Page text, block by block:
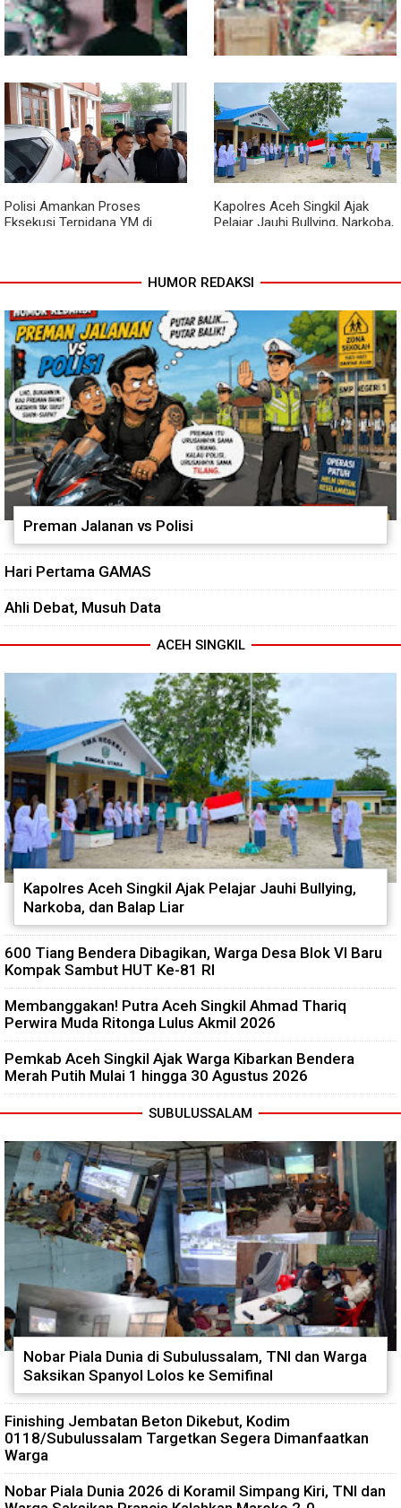
Babinsa dan Bhabinkamtibmas
Ajak Warga Semarakkan HUT
RI ke-81 dengan Kibarkan
Merah Putih
Cuaca Tak Jadi Penghalang,
Pengecoran Kepala Jembatan
Garuda dan Pengacian Terus
Dikebut
Polisi Amankan Proses
Eksekusi Terpidana YM di
Kapolres Aceh Singkil Ajak
Pelajar Jauhi Bullying, Narkoba,
HUMOR REDAKSI
Preman Jalanan vs Polisi
Hari Pertama GAMAS
Ahli Debat, Musuh Data
ACEH SINGKIL
Kapolres Aceh Singkil Ajak Pelajar Jauhi Bullying,
Narkoba, dan Balap Liar
600 Tiang Bendera Dibagikan, Warga Desa Blok VI Baru
Kompak Sambut HUT Ke-81 RI
Membanggakan! Putra Aceh Singkil Ahmad Thariq
Perwira Muda Ritonga Lulus Akmil 2026
Pemkab Aceh Singkil Ajak Warga Kibarkan Bendera
Merah Putih Mulai 1 hingga 30 Agustus 2026
SUBULUSSALAM
Nobar Piala Dunia di Subulussalam, TNI dan Warga
Saksikan Spanyol Lolos ke Semifinal
Finishing Jembatan Beton Dikebut, Kodim
0118/Subulussalam Targetkan Segera Dimanfaatkan
Warga
Nobar Piala Dunia 2026 di Koramil Simpang Kiri, TNI dan